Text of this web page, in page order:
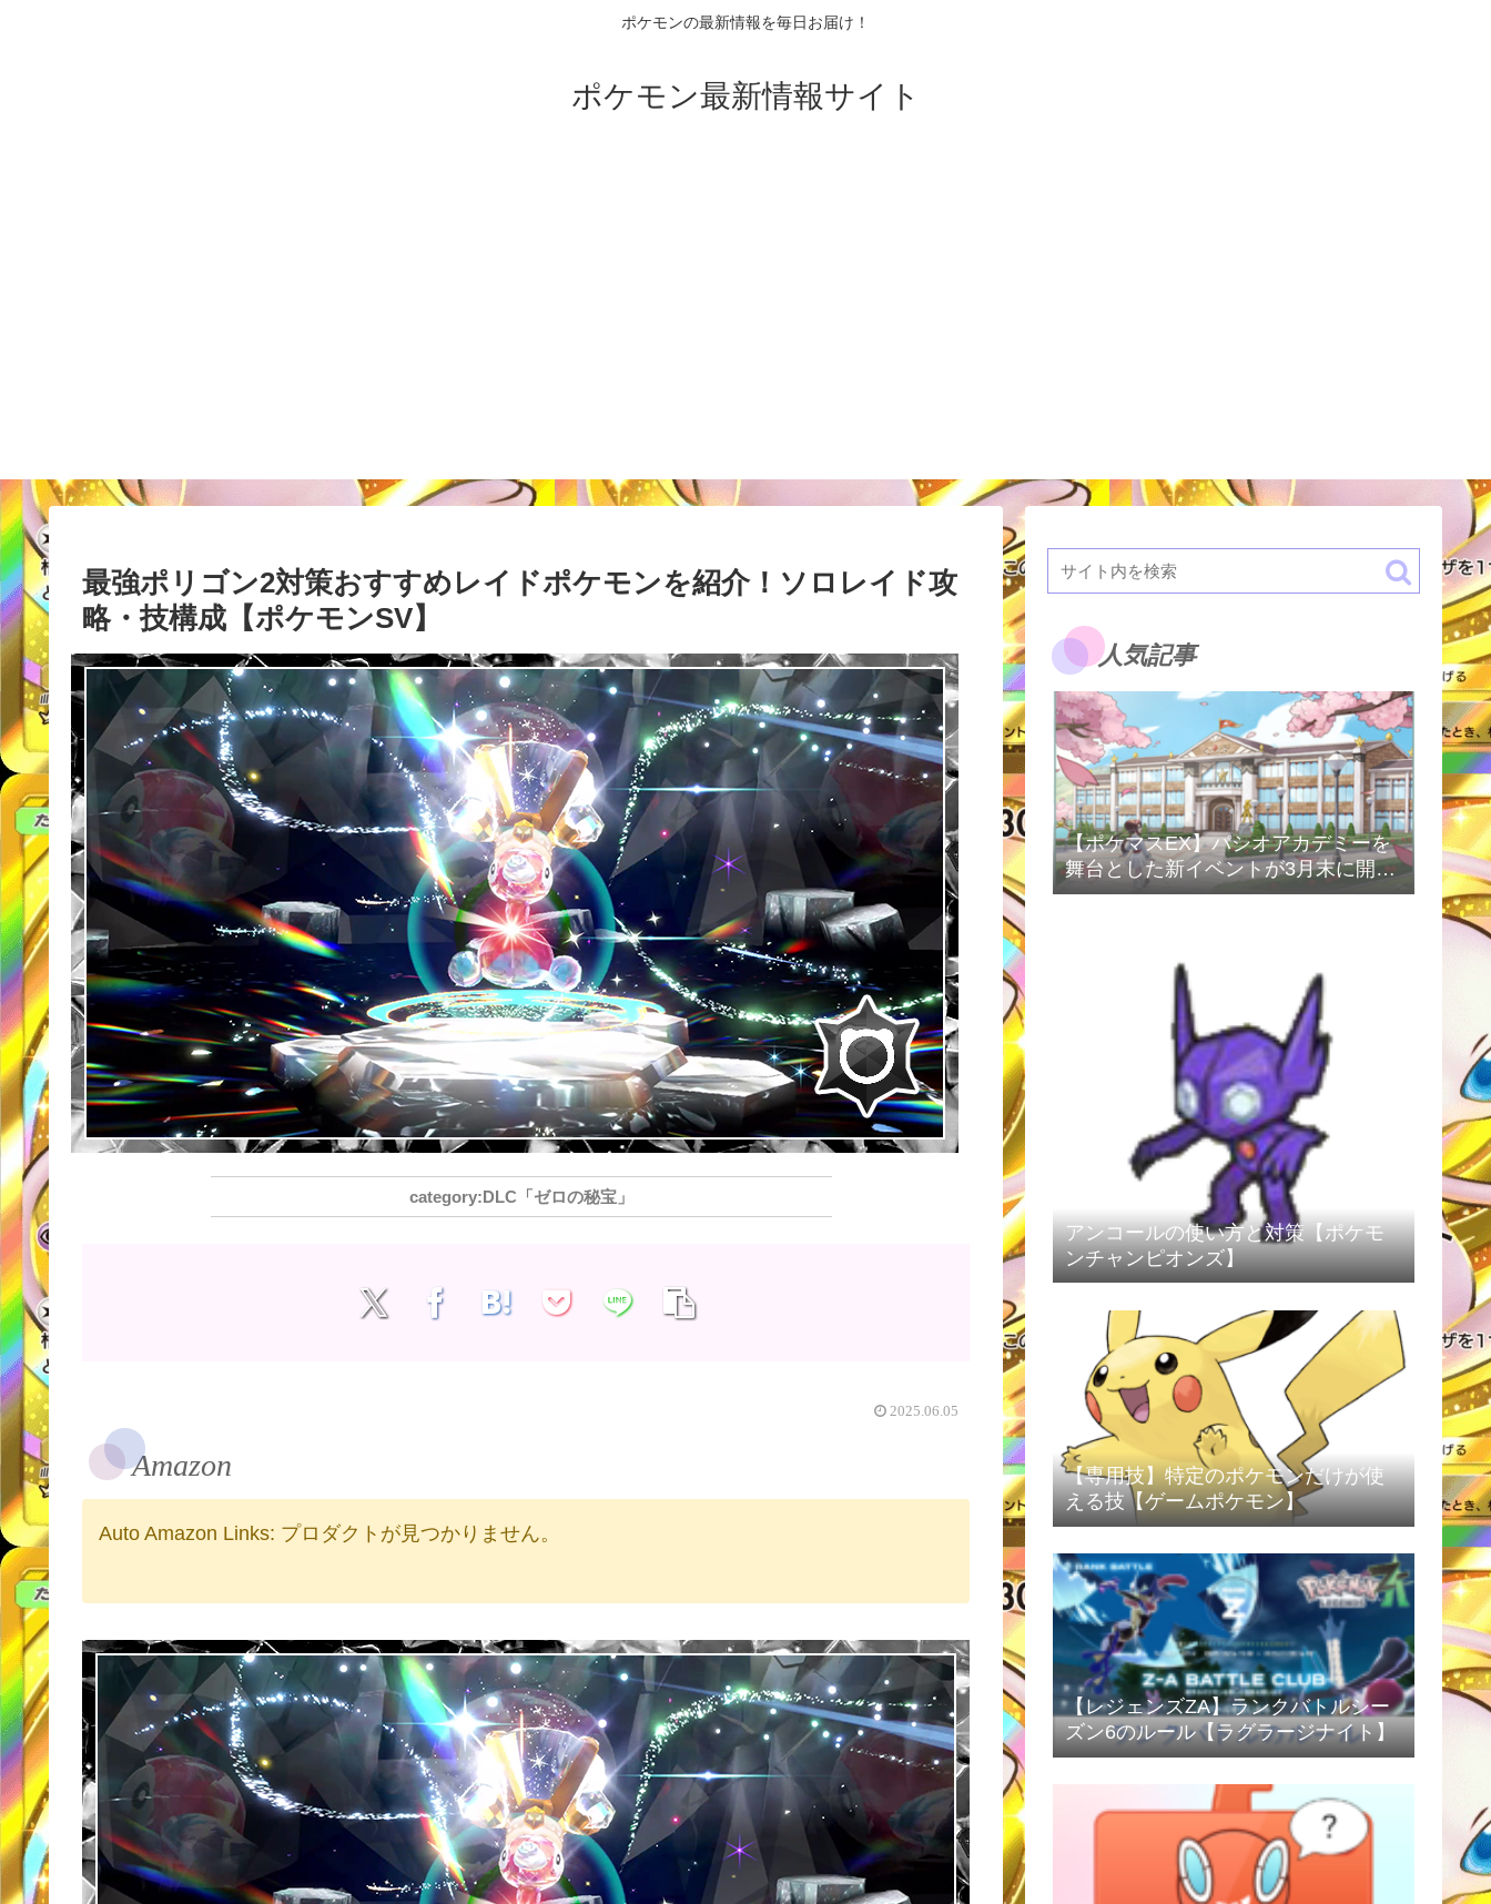
ポケモンの最新情報を毎日お届け！
ポケモン最新情報サイト
最強ポリゴン2対策おすすめレイドポケモンを紹介！ソロレイド攻
略・技構成【ポケモンSV】
DLC「ゼロの秘宝」
2025.06.05
Amazon
Auto Amazon Links: プロダクトが見つかりません。
人気記事
【ポケマスEX】パシオアカデミーを
舞台とした新イベントが3月末に開催
予定！
アンコールの使い方と対策【ポケモ
ンチャンピオンズ】
【専用技】特定のポケモンだけが使
える技【ゲームポケモン】
【レジェンズZA】ランクバトルシー
ズン6のルール【ラグラージナイト】